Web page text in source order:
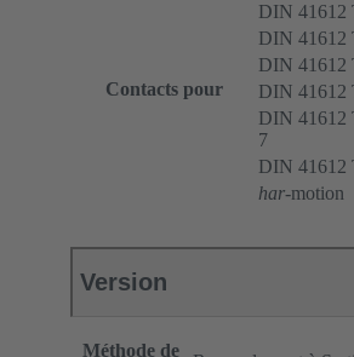
Contacts pour
DIN 41612
DIN 41612
DIN 41612
DIN 41612
DIN 41612
7
DIN 41612
har-motion
Version
Méthode de